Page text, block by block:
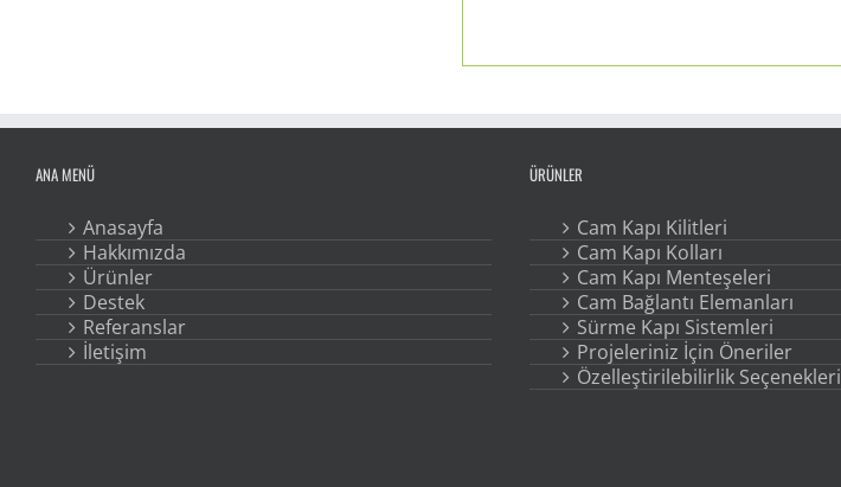
ANA MENÜ
Anasayfa
Hakkımızda
Ürünler
Destek
Referanslar
İletişim
ÜRÜNLER
Cam Kapı Kilitleri
Cam Kapı Kolları
Cam Kapı Menteşeleri
Cam Bağlantı Elemanları
Sürme Kapı Sistemleri
Projeleriniz İçin Öneriler
Özelleştirilebilirlik Seçenekleri